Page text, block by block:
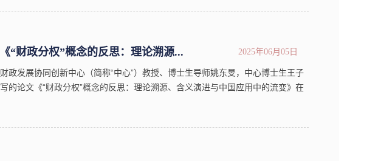
“财政分权”概念的反思：理论溯源... 2025年06月05日
政发展协同创新中心（简称“中心”）教授、博士生导师姚东旻，中心博士生王子
的论文《“财政分权”概念的反思：理论溯源、含义演进与中国应用中的流变》在